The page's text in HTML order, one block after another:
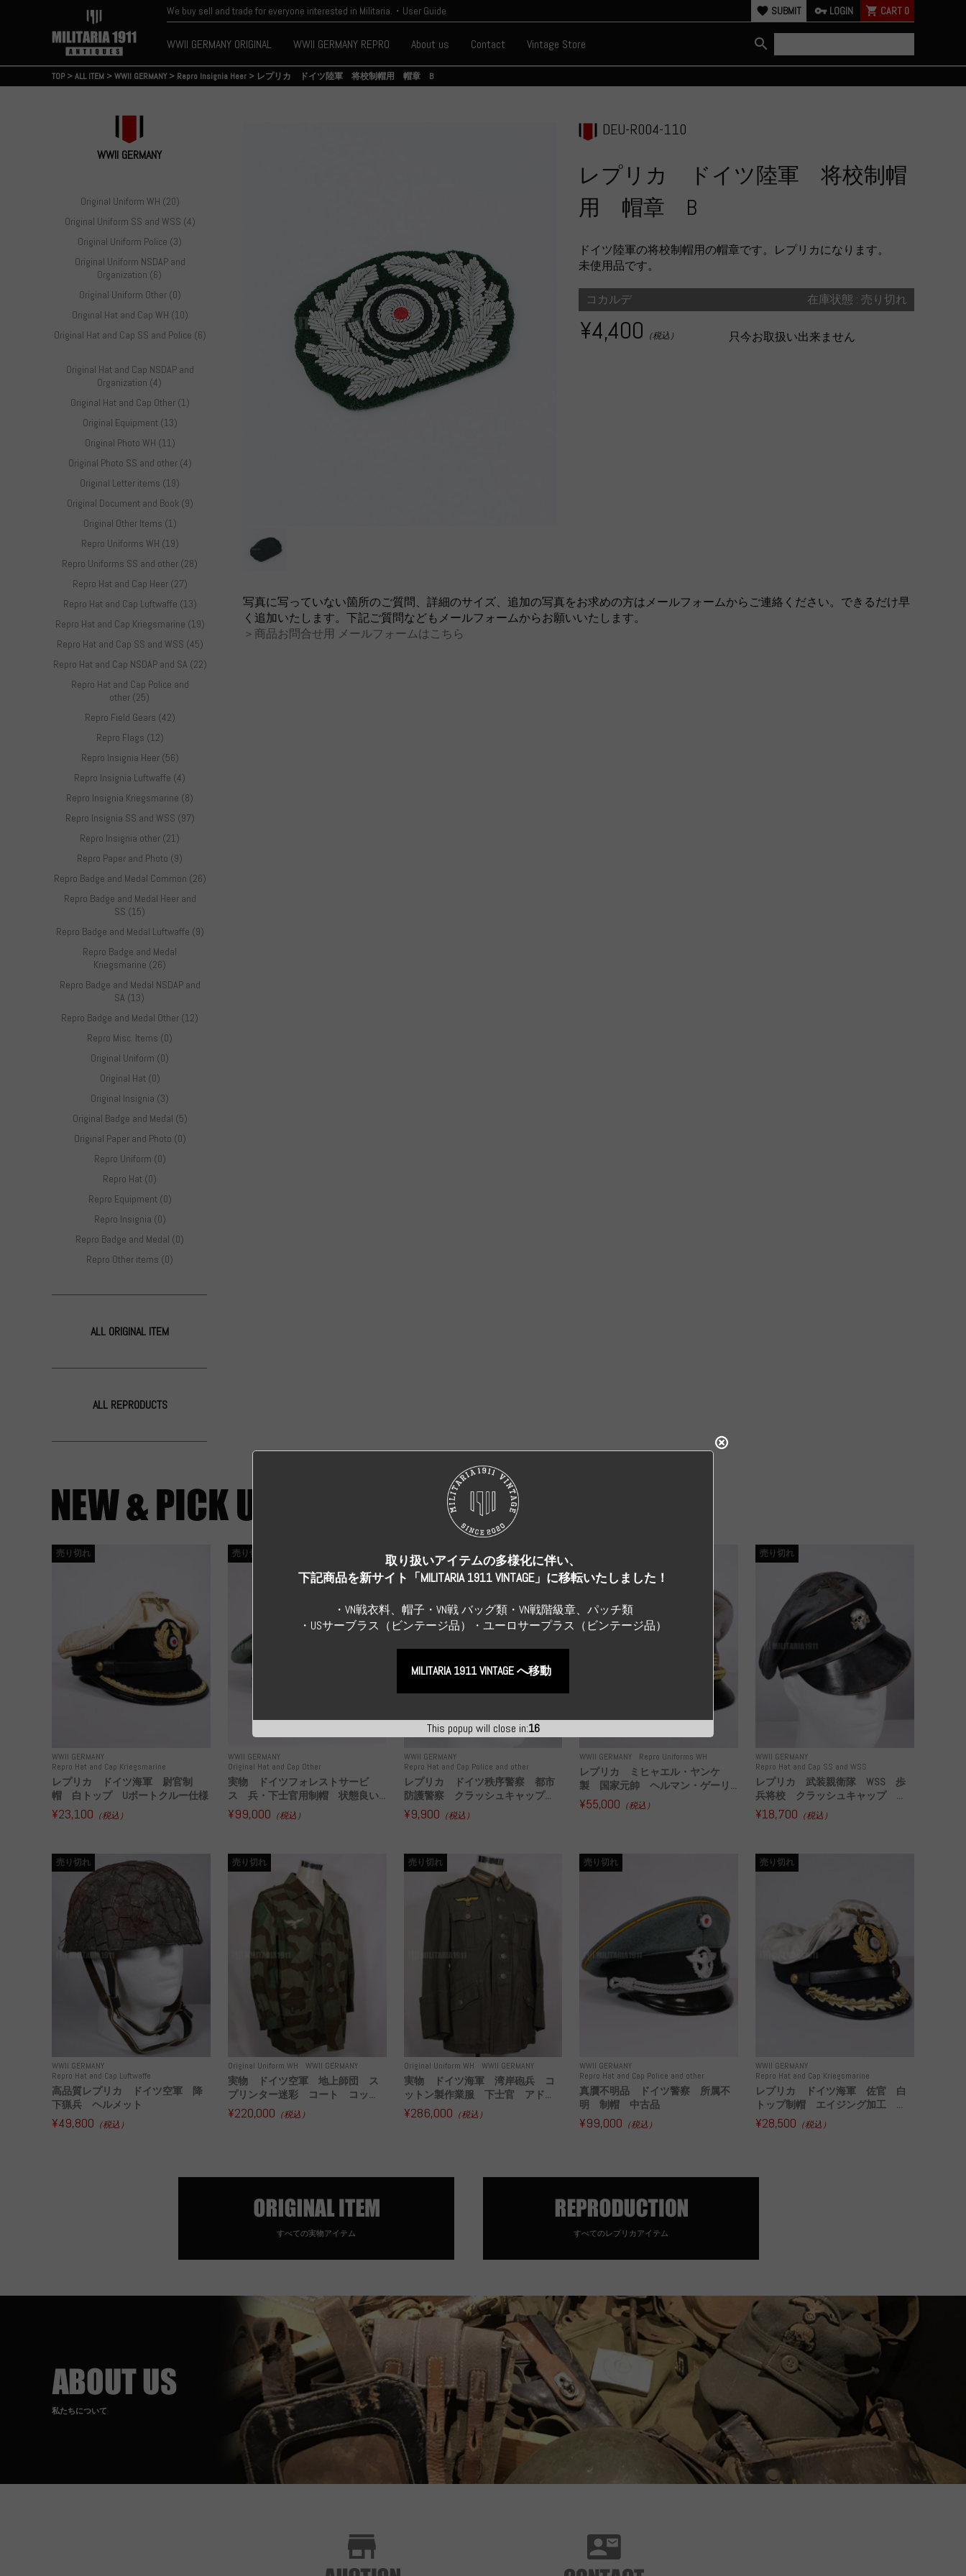
We buy sell and trade for everyone interested in Militaria.・User Guide favorite SUBMIT vpn_key LOGIN shopping_cart CART 0
WWII GERMANY ORIGINAL WWII GERMANY REPRO About us Contact Vintage Store search
TOP>ALL ITEM >WWII GERMANY > Repro Insignia Heer > レプリカ ドイツ陸軍 将校制帽用 帽章 B
WWII GERMANY
Original Uniform WH (20)
Original Uniform SS and WSS (4)
Original Uniform Police (3)
Original Uniform NSDAP and
Organization (6)
Original Uniform Other (0)
Original Hat and Cap WH (10)
Original Hat and Cap SS and Police (6)
Original Hat and Cap NSDAP and
Organization (4)
Original Hat and Cap Other (1)
Original Equipment (13)
Original Photo WH (11)
Original Photo SS and other (4)
Original Letter items (19)
Original Document and Book (9)
Original Other Items (1)
Repro Uniforms WH (19)
Repro Uniforms SS and other (28)
Repro Hat and Cap Heer (27)
Repro Hat and Cap Luftwaffe (13)
Repro Hat and Cap Kriegsmarine (19)
Repro Hat and Cap SS and WSS (45)
Repro Hat and Cap NSDAP and SA (22)
Repro Hat and Cap Police and
other (25)
Repro Field Gears (42)
Repro Flags (12)
Repro Insignia Heer (56)
Repro Insignia Luftwaffe (4)
Repro Insignia Kriegsmarine (8)
Repro Insignia SS and WSS (97)
Repro Insignia other (21)
Repro Paper and Photo (9)
Repro Badge and Medal Common (26)
Repro Badge and Medal Heer and
SS (15)
Repro Badge and Medal Luftwaffe (9)
Repro Badge and Medal
Kriegsmarine (26)
Repro Badge and Medal NSDAP and
SA (13)
Repro Badge and Medal Other (12)
Repro Misc. Items (0)
Original Uniform (0)
Original Hat (0)
Original Insignia (3)
Original Badge and Medal (5)
Original Paper and Photo (0)
Repro Uniform (0)
Repro Hat (0)
Repro Equipment (0)
Repro Insignia (0)
Repro Badge and Medal (0)
Repro Other items (0)
ALL ORIGINAL ITEM
ALL REPRODUCTS
DEU-R004-110
レプリカ ドイツ陸軍 将校制帽
用 帽章 B
ドイツ陸軍の将校制帽用の帽章です。レプリカになります。
未使用品です。
コカルデ 在庫状態 : 売り切れ
¥4,400 （税込） 只今お取扱い出来ません
写真に写っていない箇所のご質問、詳細のサイズ、追加の写真をお求めの方はメールフォームからご連絡ください。できるだけ早
く追加いたします。下記ご質問などもメールフォームからお願いいたします。
＞商品お問合せ用 メールフォームはこちら
WWII GERMANY
Repro Hat and Cap Kriegsmarine
売り切れ
レプリカ ドイツ海軍 尉官制
帽 白トップ Uボートクルー仕様
¥23,100 （税込）
WWII GERMANY
Original Hat and Cap Other
売り切れ
実物 ドイツフォレストサービ
ス 兵・下士官用制帽 状態良い...
¥99,000 （税込）
WWII GERMANY
Repro Hat and Cap Police and other
売り切れ
レプリカ ドイツ秩序警察 都市
防護警察 クラッシュキャップ...
¥9,900 （税込）
WWII GERMANY Repro Uniforms WH
レプリカ ミヒャエル・ヤンケ
製 国家元帥 ヘルマン・ゲーリ...
¥55,000 （税込）
WWII GERMANY
Repro Hat and Cap SS and WSS
売り切れ
レプリカ 武装親衛隊 WSS 歩
兵将校 クラッシュキャップ ...
¥18,700 （税込）
WWII GERMANY
Repro Hat and Cap Luftwaffe
売り切れ
高品質レプリカ ドイツ空軍 降
下猟兵 ヘルメット
¥49,800 （税込）
Original Uniform WH WWII GERMANY
売り切れ
実物 ドイツ空軍 地上師団 ス
プリンター迷彩 コート コッ...
¥220,000 （税込）
Original Uniform WH WWII GERMANY
売り切れ
実物 ドイツ海軍 湾岸砲兵 コ
ットン製作業服 下士官 アド...
¥286,000 （税込）
WWII GERMANY
Repro Hat and Cap Police and other
売り切れ
真贋不明品 ドイツ警察 所属不
明 制帽 中古品
¥99,000 （税込）
WWII GERMANY
Repro Hat and Cap Kriegsmarine
売り切れ
レプリカ ドイツ海軍 佐官 白
トップ制帽 エイジング加工 ...
¥28,500 （税込）
すべての実物アイテム すべてのレプリカアイテム
私たちについて
This popup will close in:15
取り扱いアイテムの多様化に伴い、
下記商品を新サイト「MILITARIA 1911 VINTAGE」に移転いたしました！
・VN戦衣料、帽子・VN戦 バッグ類・VN戦階級章、パッチ類
・USサーブラス（ビンテージ品）・ユーロサープラス（ビンテージ品）
MILITARIA 1911 VINTAGE へ移動